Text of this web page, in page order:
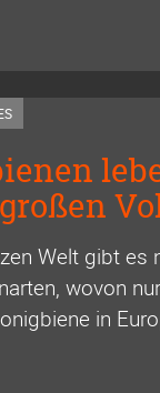
Welt gibt es
wovon
in